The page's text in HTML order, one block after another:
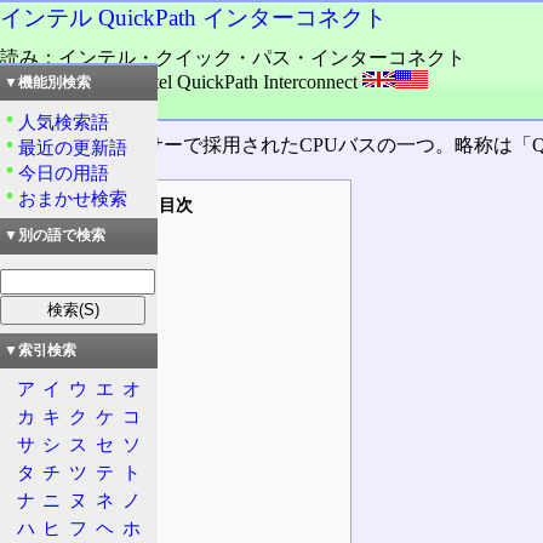
インテル QuickPath インターコネクト
読み：インテル・クイック・パス・インターコネクト
外語：Intel QPI: Intel QuickPath Interconnect
品詞：名詞
Intel製プロセッサーで採用されたCPUバスの一つ。略称は「
目次
概要
採用
由来
技術
平衡伝送
シリアル
速度
プロトコル
レイヤー構造
▼機能別検索
人気検索語
最近の更新語
今日の用語
おまかせ検索
▼別の語で検索
▼索引検索
ア イ ウ エ オ
カ キ ク ケ コ
サ シ ス セ ソ
タ チ ツ テ
ト
ナ ニ ヌ ネ
ノ
ハ ヒ フ ヘ ホ